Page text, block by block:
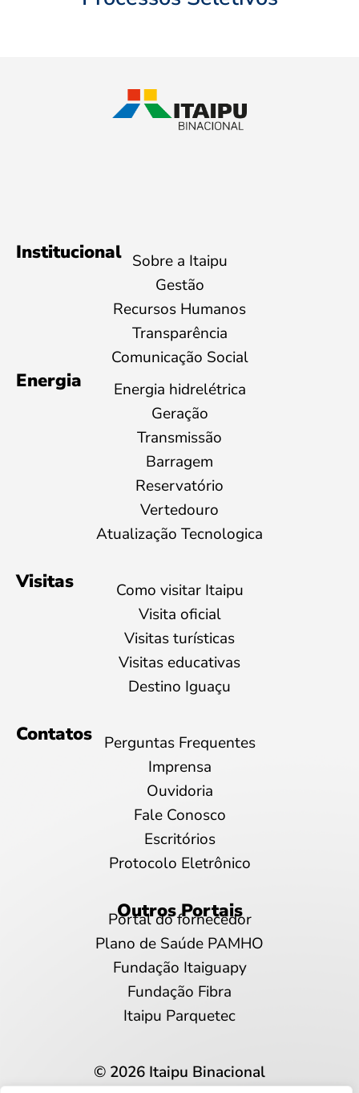
Institucional Sobre a Itaipu
Gestão
Recursos Humanos
Transparência
Comunicação Social
Energia
Energia hidrelétrica
Geração
Transmissão
Barragem
Reservatório
Vertedouro
Atualização Tecnologica
Visitas
Como visitar Itaipu
Visita oficial
Visitas turísticas
Visitas educativas
Destino Iguaçu
Contatos
Perguntas Frequentes
Imprensa
Ouvidoria
Fale Conosco
Escritórios
Protocolo Eletrônico
Outros Portais
Portal do fornecedor
Plano de Saúde PAMHO
Fundação Itaiguapy
Fundação Fibra
Itaipu Parquetec
© 2026 Itaipu Binacional